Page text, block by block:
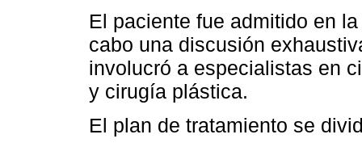
El paciente fue admitido en
cabo una discusión
involucró a especialistas en
y cirugía plástica.
El plan de tratamiento se